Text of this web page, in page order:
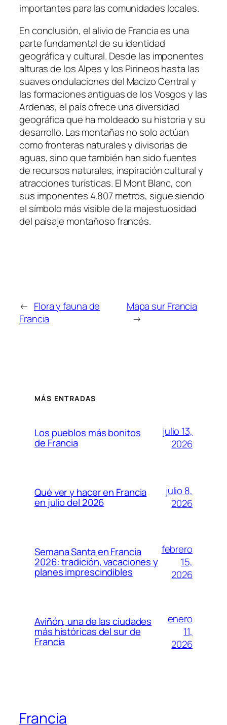
importantes para las comunidades locales.
En conclusión, el alivio de Francia es una
parte fundamental de su identidad
geográfica y cultural. Desde las imponentes
alturas de los Alpes y los Pirineos hasta las
suaves ondulaciones del Macizo Central y
las formaciones antiguas de los Vosgos y las
Ardenas, el país ofrece una diversidad
geográfica que ha moldeado su historia y su
desarrollo. Las montañas no solo actúan
como fronteras naturales y divisorias de
aguas, sino que también han sido fuentes
de recursos naturales, inspiración cultural y
atracciones turísticas. El Mont Blanc, con
sus imponentes 4.807 metros, sigue siendo
el símbolo más visible de la majestuosidad
del paisaje montañoso francés.
← Flora y fauna de
Francia
Mapa sur Francia
→
MÁS ENTRADAS
Los pueblos más bonitos
de Francia
julio 13,
2026
Qué ver y hacer en Francia
en julio del 2026
julio 8,
2026
Semana Santa en Francia
2026: tradición, vacaciones y
planes imprescindibles
febrero
15,
2026
Aviñón, una de las ciudades
más históricas del sur de
Francia
enero
11,
2026
Francia